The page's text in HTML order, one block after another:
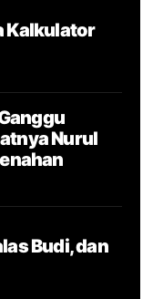
Kalkulator
Nurul
Budi, dan